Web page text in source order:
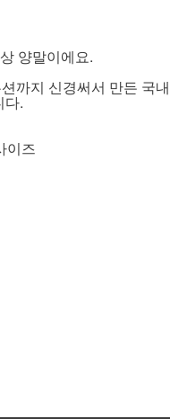
양말이에요.
까지 신경써서 만든 국내
다.
이즈